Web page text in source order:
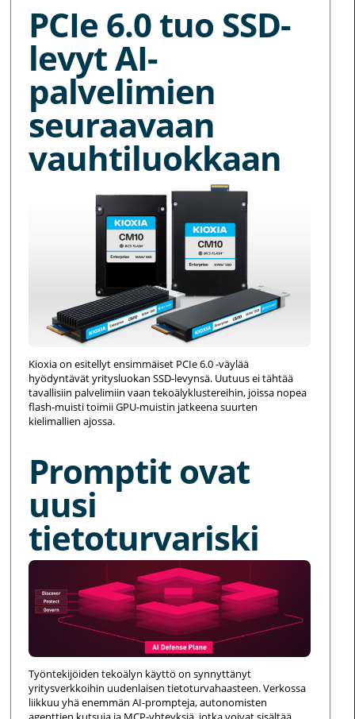
PCIe 6.0 tuo SSD-
levyt AI-
palvelimien
seuraavaan
vauhtiluokkaan
Kioxia on esitellyt ensimmäiset PCIe 6.0 -väylää
hyödyntävät yritysluokan SSD-levynsä. Uutuus ei tähtää
tavallisiin palvelimiin vaan tekoälyklustereihin, joissa nopea
flash-muisti toimii GPU-muistin jatkeena suurten
kielimallien ajossa.
Promptit ovat
uusi
tietoturvariski
Työntekijöiden tekoälyn käyttö on synnyttänyt
yritysverkkoihin uudenlaisen tietoturvahaasteen. Verkossa
liikkuu yhä enemmän AI-prompteja, autonomisten